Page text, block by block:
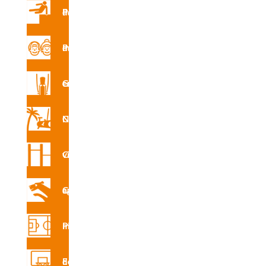
Parques de Parkour
Parque de mayores
Gimnasio en la calle
Circuito Nforma
Circuito vita
Circuito canino agility
Pistas multideporte
Equipamiento deportivo
HA
CAD
R6402
CAD
H
Certifi
cado